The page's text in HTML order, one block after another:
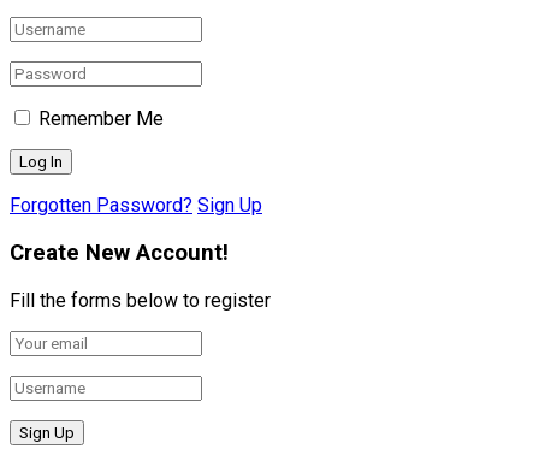
Remember Me
Forgotten Password? Sign Up
Create New Account!
Fill the forms below to register